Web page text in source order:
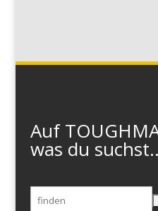
Auf
was du
Suchen